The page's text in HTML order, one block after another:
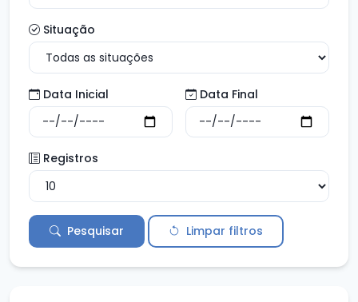
Situação
Data Inicial Data Final
Registros
Pesquisar Limpar filtros